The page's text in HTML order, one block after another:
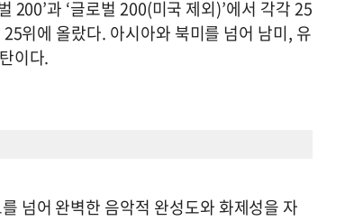
200’과 ‘글로벌 200(미국 제외)’에서 각각 25
위에 올랐다. 아시아와 북미를 넘어 남미, 유
이다.
넘어 완벽한 음악적 완성도와 화제성을 자